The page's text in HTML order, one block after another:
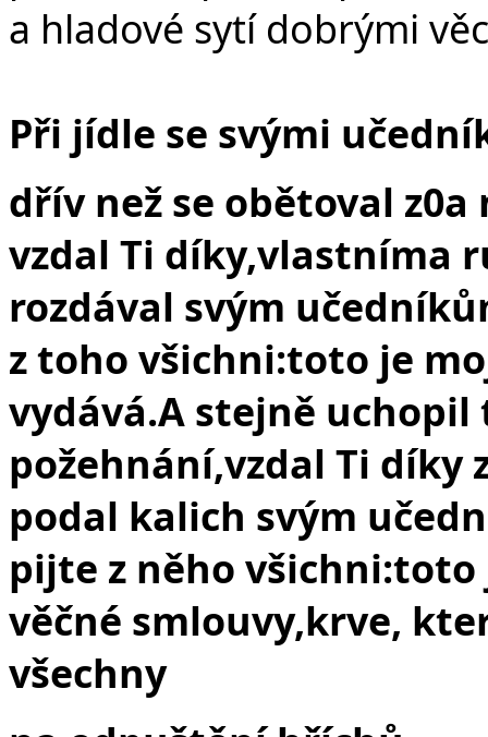
a hladové sytí dobrými
Při jídle se svými
dřív než se obětoval z0a
vzdal Ti díky,vlastníma
rozdával svým
z toho všichni:toto je
vydává.A stejně
požehnání,vzdal Ti díky
podal kalich svým
pijte z něho všichni:toto
věčné smlouvy,krve,
všechny